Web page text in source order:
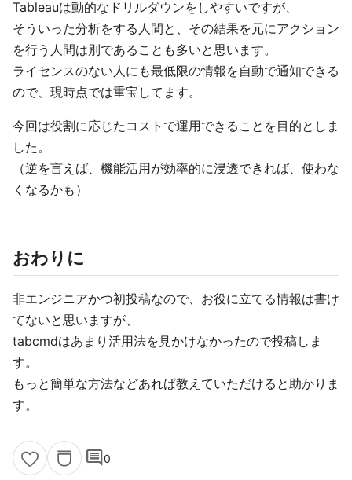
Tableauは動的なドリルダウンをしやすいですが、
そういった分析をする人間と、その結果を元にアクション
を行う人間は別であることも多いと思います。
ライセンスのない人にも最低限の情報を自動で通知できる
ので、現時点では重宝してます。
今回は役割に応じたコストで運用できることを目的としま
した。
（逆を言えば、機能活用が効率的に浸透できれば、使わな
くなるかも）
おわりに
非エンジニアかつ初投稿なので、お役に立てる情報は書け
てないと思いますが、
tabcmdはあまり活用法を見かけなかったので投稿しま
す。
もっと簡単な方法などあれば教えていただけると助かりま
す。
comment0